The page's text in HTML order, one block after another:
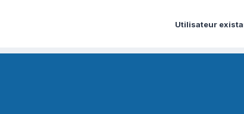
Utilisateur